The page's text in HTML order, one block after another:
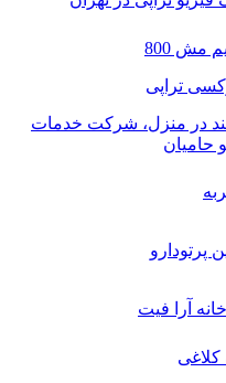
مش 800
تراپی
در منزل، شرکت خدمات
حامیان
پرتودارو
آرا فیت
کلاغی